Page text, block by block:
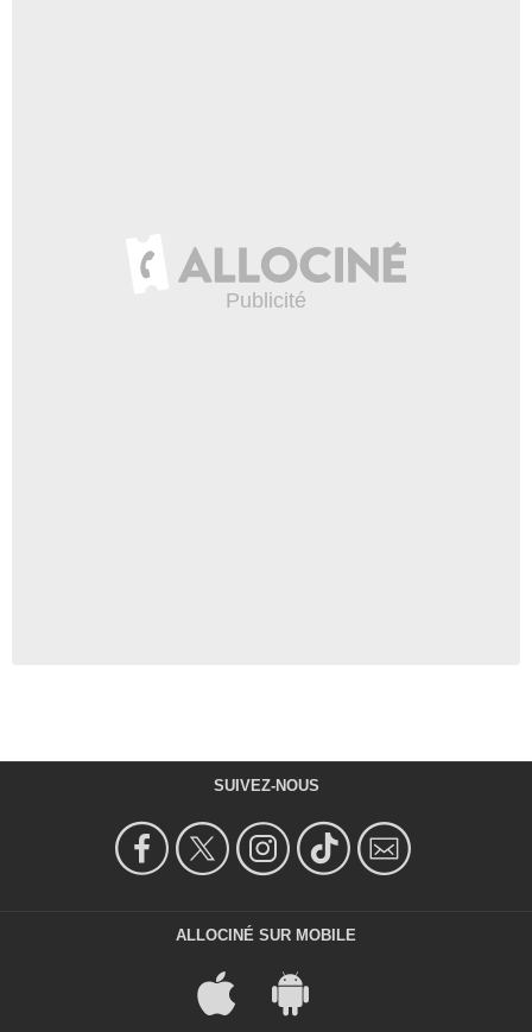
SUIVEZ-NOUS
ALLOCINÉ SUR MOBILE